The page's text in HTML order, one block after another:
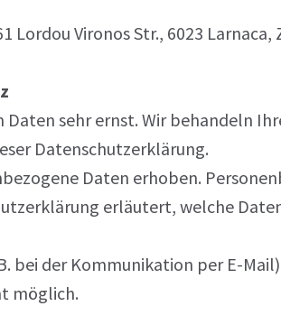
Vironos Str., 6023 Larnaca,
sehr ernst. Wir behandeln
Datenschutzerklärung.
Daten erhoben.
erläutert, welche
der Kommunikation per E-
möglich.